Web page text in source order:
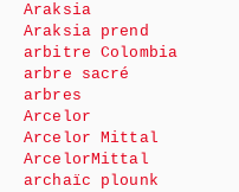
Araksia
Araksia prend
arbitre Colombia
arbre sacré
arbres
Arcelor
Arcelor Mittal
ArcelorMittal
archaïc plounk